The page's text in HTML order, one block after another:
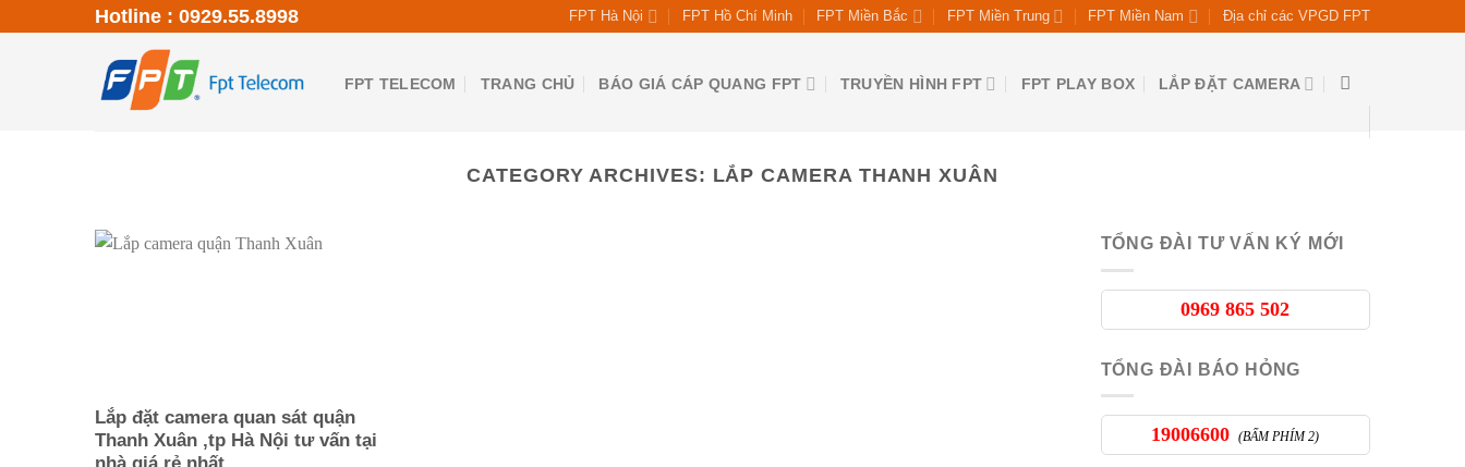
Hotline : 0929.55.8998 FPT Hà Nội FPT Hồ Chí Minh FPT Miền Bắc FPT Miền Trung FPT Miền Nam Địa chỉ các VPGD FPT
FPT TELECOM TRANG CHỦ BÁO GIÁ CÁP QUANG FPT TRUYỀN HÌNH FPT FPT PLAY BOX LẮP ĐẶT CAMERA
CATEGORY ARCHIVES: LẮP CAMERA THANH XUÂN
Lắp đặt camera quan sát quận
Thanh Xuân ,tp Hà Nội tư vấn tại
nhà giá rẻ nhất
TỔNG ĐÀI TƯ VẤN KÝ MỚI
0969 865 502
TỔNG ĐÀI BÁO HỎNG
19006600 (BẤM PHÍM 2)